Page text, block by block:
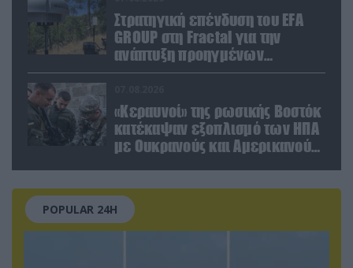
Στρατηγική επένδυση του EFA
GROUP στη Fractal για την
ανάπτυξη προηγμένων
αμυντικών τεχνολογιών σε
«Κεραυνοί» της ρωσικής Βοστόκ
κατέκαψαν εξοπλισμό των ΗΠΑ
με Ουκρανούς και Αμερικανούς
POPULAR 24H